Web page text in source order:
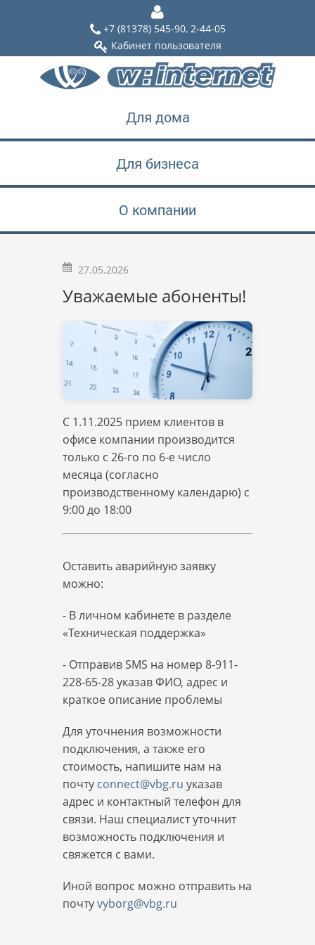
+7 (81378) 545-90, 2-44-05
Кабинет пользователя
Для дома
Для бизнеса
О компании
27.05.2026
Уважаемые абоненты!
C 1.11.2025 прием клиентов в
офисе компании производится
только с 26-го по 6-е число
месяца (согласно
производственному календарю) с
9:00до 18:00
Оставить аварийную заявку
можно:
- В личном кабинете в разделе
«Техническая поддержка»
- Отправив SMS на номер 8-911-
228-65-28 указав ФИО, адрес и
краткое описание проблемы
Для уточнения возможности
подключения, а также его
стоимость, напишите нам на
почту connect@vbg.ru указав
адрес и контактный телефон для
связи. Наш специалист уточнит
возможность подключения и
свяжется с вами.
Иной вопрос можно отправить на
почтуvyborg@vbg.ru